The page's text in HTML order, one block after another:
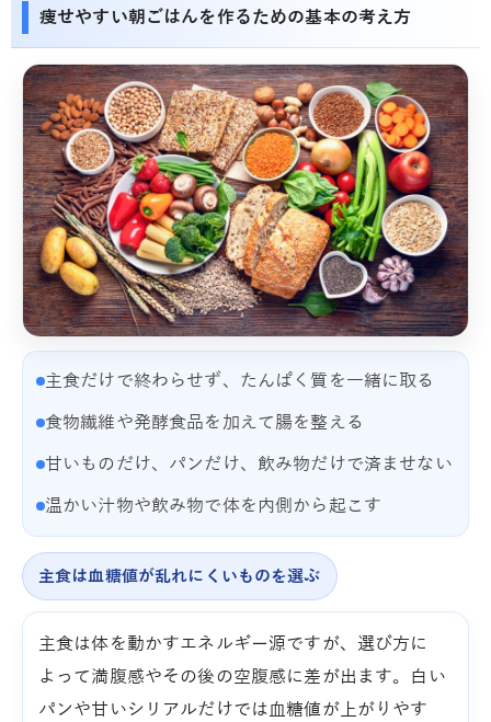
痩せやすい朝ごはんを作るための基本の考え方
主食だけで終わらせず、たんぱく質を一緒に取る
食物繊維や発酵食品を加えて腸を整える
甘いものだけ、パンだけ、飲み物だけで済ませない
温かい汁物や飲み物で体を内側から起こす
主食は血糖値が乱れにくいものを選ぶ
主食は体を動かすエネルギー源ですが、選び方に
よって満腹感やその後の空腹感に差が出ます。白い
パンや甘いシリアルだけでは血糖値が上がりやす